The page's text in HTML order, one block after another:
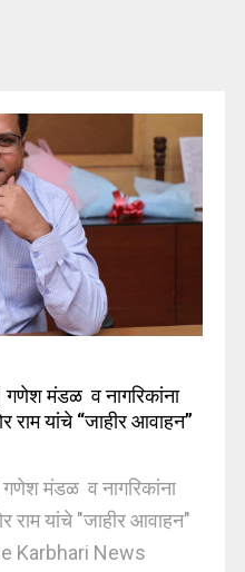
मंडळ व नागरिकांना
यांचे “जाहीर आवाहन”
मंडळ व नागरिकांना
राम यांचे "जाहीर आवाहन"
Karbhari News